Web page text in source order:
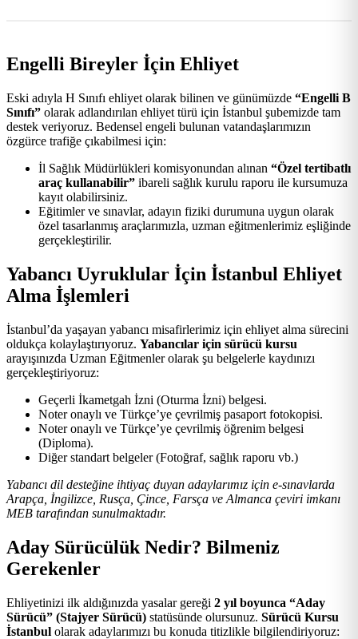
Engelli Bireyler İçin Ehliyet
Eski adıyla H Sınıfı ehliyet olarak bilinen ve günümüzde “Engelli B
Sınıfı” olarak adlandırılan ehliyet türü için İstanbul şubemizde tam
destek veriyoruz. Bedensel engeli bulunan vatandaşlarımızın
özgürce trafiğe çıkabilmesi için:
İl Sağlık Müdürlükleri komisyonundan alınan “Özel tertibatlı
araç kullanabilir” ibareli sağlık kurulu raporu ile kursumuza
kayıt olabilirsiniz.
Eğitimler ve sınavlar, adayın fiziki durumuna uygun olarak
özel tasarlanmış araçlarımızla, uzman eğitmenlerimiz eşliğinde
gerçekleştirilir.
Yabancı Uyruklular İçin İstanbul Ehliyet
Alma İşlemleri
İstanbul’da yaşayan yabancı misafirlerimiz için ehliyet alma sürecini
oldukça kolaylaştırıyoruz. Yabancılar için sürücü kursu
arayışınızda Uzman Eğitmenler olarak şu belgelerle kaydınızı
gerçekleştiriyoruz:
Geçerli İkametgah İzni (Oturma İzni) belgesi.
Noter onaylı ve Türkçe’ye çevrilmiş pasaport fotokopisi.
Noter onaylı ve Türkçe’ye çevrilmiş öğrenim belgesi
(Diploma).
Diğer standart belgeler (Fotoğraf, sağlık raporu vb.)
Yabancı dil desteğine ihtiyaç duyan adaylarımız için e-sınavlarda
Arapça, İngilizce, Rusça, Çince, Farsça ve Almanca çeviri imkanı
MEB tarafından sunulmaktadır.
Aday Sürücülük Nedir? Bilmeniz
Gerekenler
Ehliyetinizi ilk aldığınızda yasalar gereği 2 yıl boyunca “Aday
Sürücü” (Stajyer Sürücü) statüsünde olursunuz. Sürücü Kursu
İstanbul olarak adaylarımızı bu konuda titizlikle bilgilendiriyoruz: